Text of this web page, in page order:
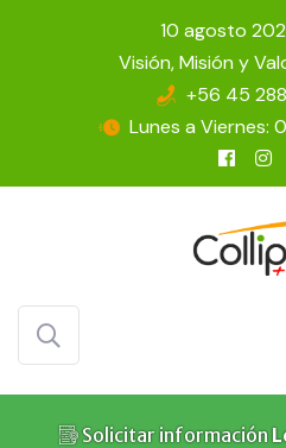
10 agosto
Visión, Misión y
+56 45
Lunes a Viernes:
Solicitar información